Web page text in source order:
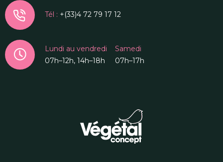
Tél : +(33)4 72 79 17 12
Lundi au vendredi
07h–12h, 14h–18h
Samedi
07h–17h